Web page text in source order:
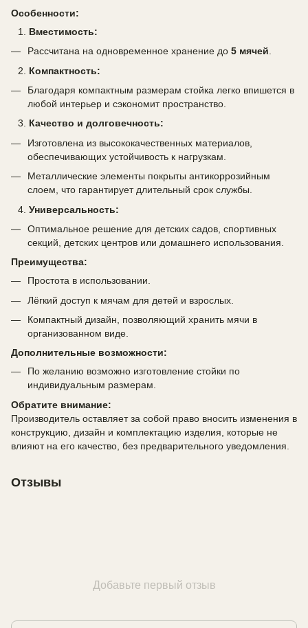
Особенности:
Вместимость:
Рассчитана на одновременное хранение до 5 мячей
Компактность:
Благодаря компактным размерам стойка легко впишется в
любой интерьер и сэкономит пространство.
Качество и долговечность:
Изготовлена из высококачественных материалов,
обеспечивающих устойчивость к нагрузкам.
Металлические элементы покрыты антикоррозийным
слоем, что гарантирует длительный срок службы.
Универсальность:
Оптимальное решение для детских садов, спортивных
секций, детских центров или домашнего использования.
Преимущества:
Простота в использовании.
Лёгкий доступ к мячам для детей и взрослых.
Компактный дизайн, позволяющий хранить мячи в
организованном виде.
Дополнительные возможности:
По желанию возможно изготовление стойки по
индивидуальным размерам.
Обратите внимание:
Производитель оставляет за собой право вносить изменения в
конструкцию, дизайн и комплектацию изделия, которые не
влияют на его качество, без предварительного уведомления.
Отзывы
Добавьте первый отзыв